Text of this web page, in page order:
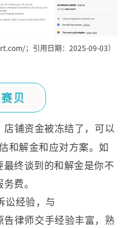
/；引用日期：2025-09-03）
贝
铺资金被冻结了，可以
和解金和应对方案。如
终谈到的和解金是你不
费。
讼经验，与
律师交手经验丰富，熟